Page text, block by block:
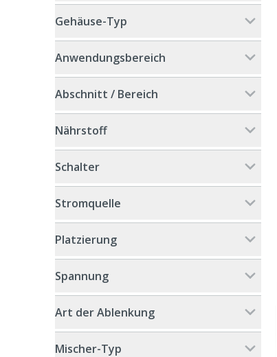
Gehäuse-Typ
Anwendungsbereich
Abschnitt / Bereich
Nährstoff
Schalter
Stromquelle
Platzierung
Spannung
Art der Ablenkung
Mischer-Typ